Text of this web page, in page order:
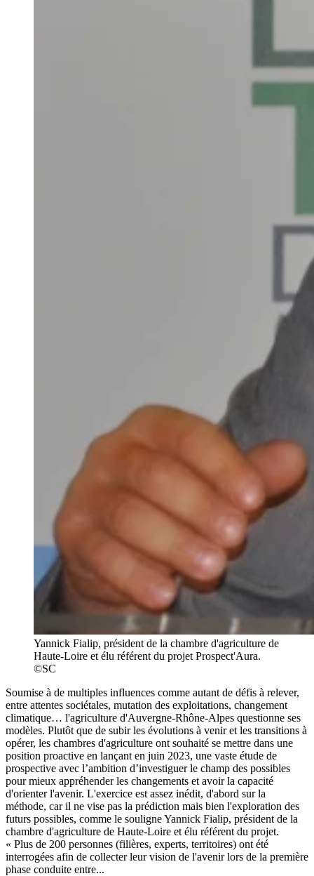
Yannick Fialip, président de la chambre d'agriculture de
Haute-Loire et élu référent du projet Prospect'Aura.
©SC
Soumise à de multiples influences comme autant de défis à relever,
entre attentes sociétales, mutation des exploitations, changement
climatique… l'agriculture d'Auvergne-Rhône-Alpes questionne ses
modèles. Plutôt que de subir les évolutions à venir et les transitions à
opérer, les chambres d'agriculture ont souhaité se mettre dans une
position proactive en lançant en juin 2023, une vaste étude de
prospective avec l’ambition d’investiguer le champ des possibles
pour mieux appréhender les changements et avoir la capacité
d'orienter l'avenir. L'exercice est assez inédit, d'abord sur la
méthode, car il ne vise pas la prédiction mais bien l'exploration des
futurs possibles, comme le souligne Yannick Fialip, président de la
chambre d'agriculture de Haute-Loire et élu référent du projet.
« Plus de 200 personnes (filières, experts, territoires) ont été
interrogées afin de collecter leur vision de l'avenir lors de la première
phase conduite entre...